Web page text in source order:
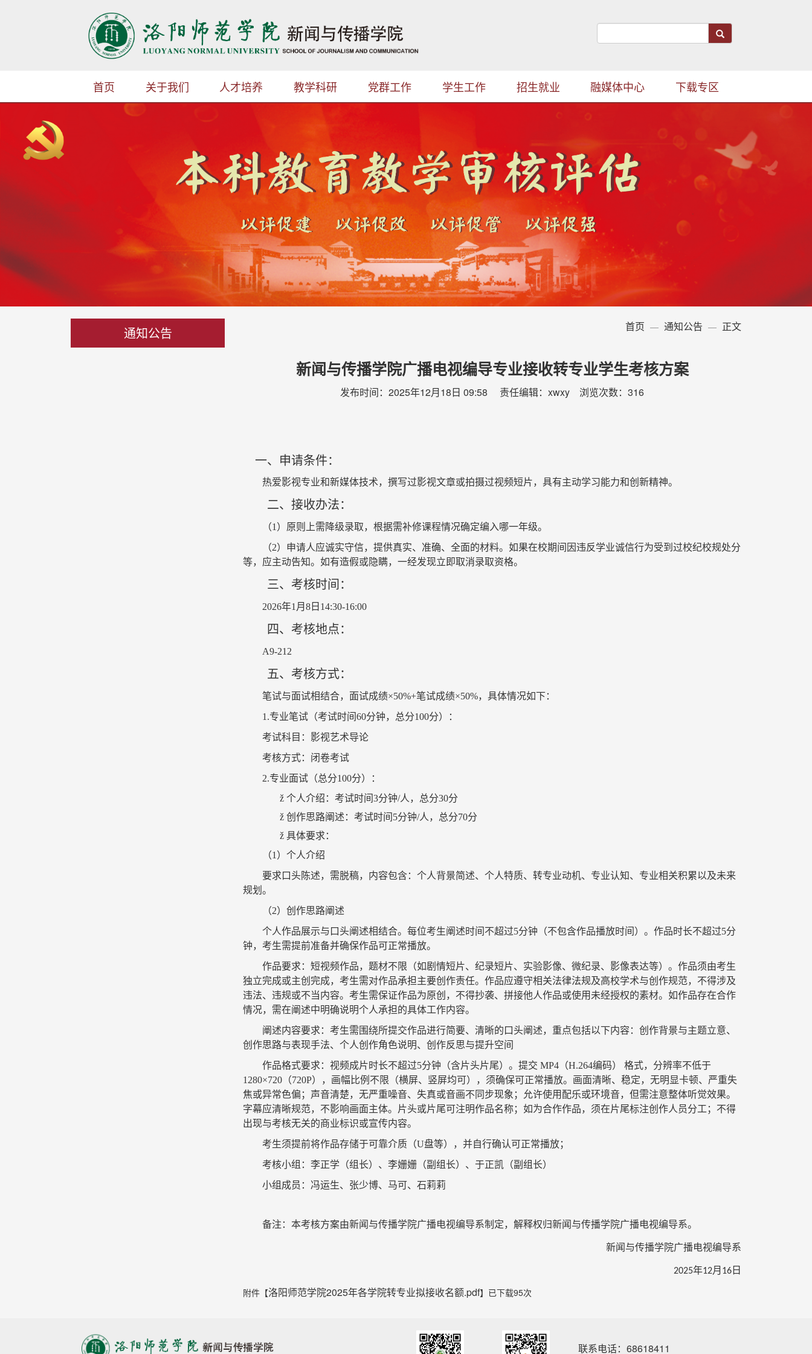
首页 关于我们 人才培养 教学科研 党群工作 学生工作 招生就业 融媒体中心 下载专区
通知公告 首页 通知公告 正文
新闻与传播学院广播电视编导专业接收转专业学生考核方案
发布时间：2025年12月18日 09:58 责任编辑：xwxy 浏览次数： 316
一、申请条件：
热爱影视专业和新媒体技术，撰写过影视文章或拍摄过视频短片， 具有主动学习能力和创新精神。
二、接收办法：
（1 ）原则上需降级录取，根据需补修课程情况确定编入哪一年级。
（2）申请人应诚实守信，提供真实、准确、全面的材料。如果在校期间因违反学业诚信行为受到过校纪校规处分
等，应主动告知。如有造假或隐瞒，一经发现立即取消录取资格。
三、考核时间：
2026年1 月 8 日 14:30-16:00
四、考核地点：
A9-212
五、考核方式：
笔试与面试相结合，面试成绩×50%+笔试成绩×50%， 具体情况如下：
1.专业笔试（考试时间60分钟，总分100分）：
考试科目 ： 影视艺术导论
考核方式：闭卷考试
2.专业面试 （总分100分）：
ž 个人介绍 ：考试时间3分钟/人，总分30分
ž 创作思路阐述：考试时间 5分钟/人，总分70分
ž 具体要求：
（1 ）个人介绍
要求 口头陈述，需脱稿，内容包含：个人背景简述、个人特质、 转专业动机、专业认知、 专业相关积累以及未来
规划 。
（2） 创作思路阐述
个人作品展示与口头阐述相结合。每位考生阐述时间不超过5分钟（不包含作品播放时间）。作品时长不超过5分
钟，考生需提前准备并确保作品可正常播放。
作品要求 ： 短视频作品，题材不限（如剧情短片、纪录短片、实验影像、微纪录、影像表达等）。作品须由考生
独立完成或主创完成，考生需对作品承担主要创作责任。作品应遵守相关法律法规及高校学术与创作规范，不得涉及
违法、违规或不当内容。考生需保证作品为原创，不得抄袭、拼接他人作品或使用未经授权的素材。如作品存在合作
情况，需在阐述中明确说明个人承担的具体工作内容。
阐述内容要求 ： 考生需围绕所提交作品进行简要、清晰的口头阐述，重点包括以下内容：创作背景与主题立意、
创作思路与表现手法、 个人创作角色说明、 创作反思与提升空间
作品格式要求 ： 视频成片时长不超过5分钟（含片头片尾）。提交 MP4 （H.264编码） 格式， 分辨率不低于
1280×720 （720P） ， 画幅比例不限（横屏、竖屏均可），须确保可正常播放。画面清晰、稳定，无明显卡顿、严重失
焦或异常色偏；声音清楚，无严重噪音、失真或音画不同步现象；允许使用配乐或环境音，但需注意整体听觉效果。
字幕应清晰规范，不影响画面主体。片头或片尾可注明作品名称；如为合作作品，须在片尾标注创作人员分工 ； 不得
出现与考核无关的商业标识或宣传内容。
考生须提前将作品存储于可靠介质（U盘等），并自行确认可正常播放；
考核小组：李正学（组长）、李姗姗（副组长）、于正凯（副组长）
小组成员：冯运生、张少博、马可、石莉莉
备注：本考核方案由新闻与传播学院广播电视编导系制定，解释权归新闻与传播学院广播电视编导系。
新闻与传播学院广播电视编导系
2025年12月 16 日
附件【洛阳师范学院2025年各学院转专业拟接收名额.pdf】已下载95次
联系电话：68618411